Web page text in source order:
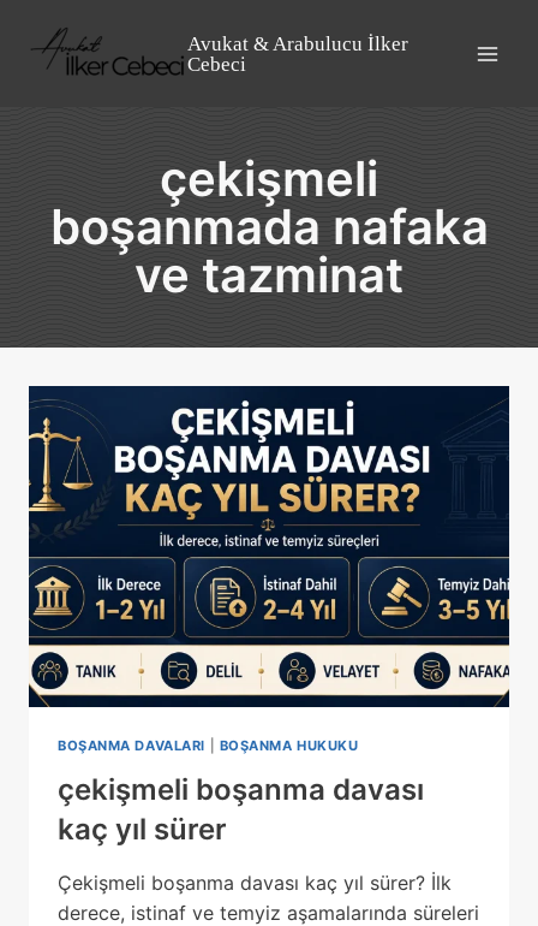
content
Avukat & Arabulucu İlker
Cebeci
çekişmeli
boşanmada nafaka
ve tazminat
BOŞANMA DAVALARI BOŞANMA HUKUKU
çekişmeli boşanma davası
kaç yıl sürer
Çekişmeli boşanma davası kaç yıl sürer? İlk
derece, istinaf ve temyiz aşamalarında süreleri